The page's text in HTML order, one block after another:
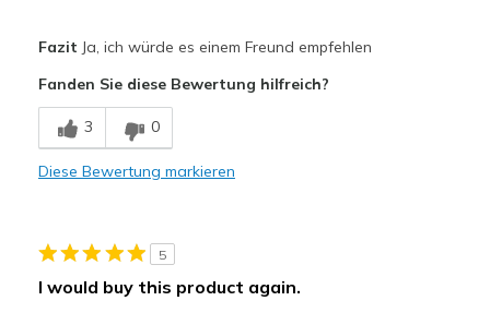
Breathe Well
Comfortable
Casual Wear
Fazit Ja, ich würde es einem Freund empfehlen
Fanden Sie diese Bewertung hilfreich?
3 0
Diese Bewertung markieren
5
I would buy this product again.